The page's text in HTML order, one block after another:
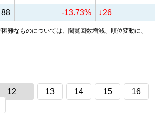
88 -13.73% ↓26
難なものについては、閲覧回数増減、順位変動に、
12 13 14 15
16